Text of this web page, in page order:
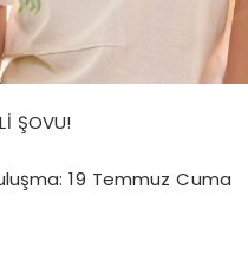
ŞOVU!
19 Temmuz Cuma